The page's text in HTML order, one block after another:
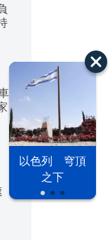
以色列 穹頂
之下